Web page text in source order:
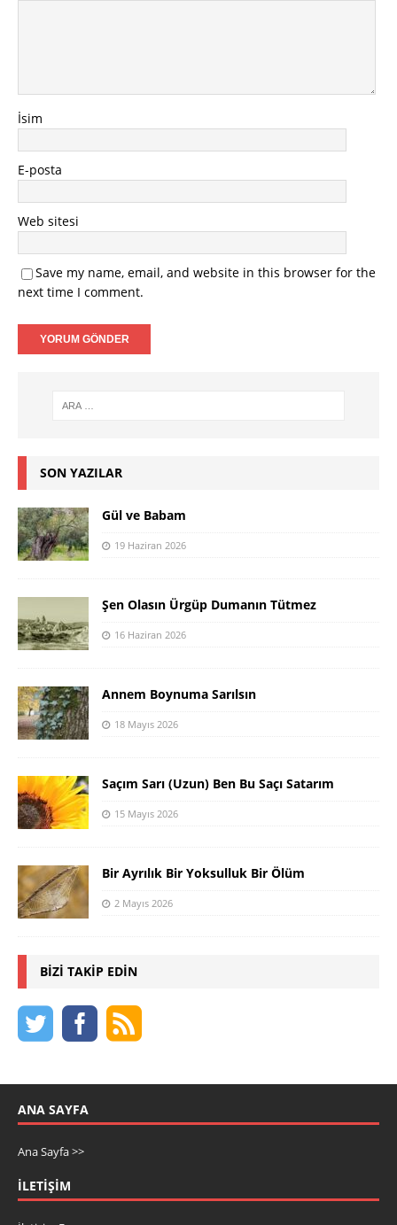
İsim
E-posta
Web sitesi
Save my name, email, and website in this browser for the
next time I comment.
SON YAZILAR
Gül ve Babam
19 Haziran 2026
Şen Olasın Ürgüp Dumanın Tütmez
16 Haziran 2026
Annem Boynuma Sarılsın
18 Mayıs 2026
Saçım Sarı (Uzun) Ben Bu Saçı Satarım
15 Mayıs 2026
Bir Ayrılık Bir Yoksulluk Bir Ölüm
2 Mayıs 2026
BIZI TAKIP EDIN
ANA SAYFA
Ana Sayfa >>
İLETIŞIM